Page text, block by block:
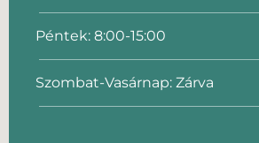
Péntek: 8:00-15:00
Szombat-Vasárnap: Zárva